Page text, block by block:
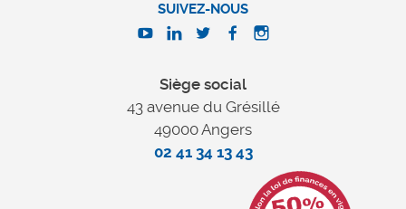
Siège social
43 avenue du Grésillé
49000 Angers
02 41 34 13 43
SUIVEZ-NOUS